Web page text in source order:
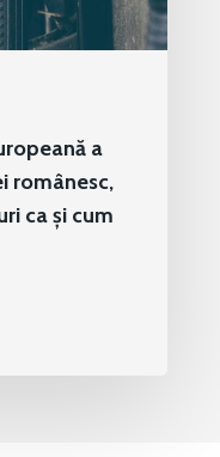
a
românesc,
ca și cum